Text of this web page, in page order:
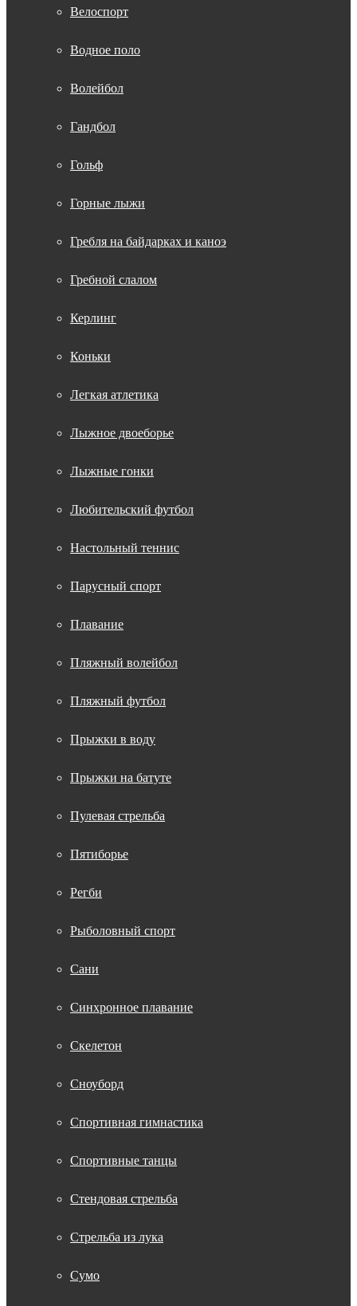
Велоспорт
Водное поло
Волейбол
Гандбол
Гольф
Горные лыжи
Гребля на байдарках и каноэ
Гребной слалом
Керлинг
Коньки
Легкая атлетика
Лыжное двоеборье
Лыжные гонки
Любительский футбол
Настольный теннис
Парусный спорт
Плавание
Пляжный волейбол
Пляжный футбол
Прыжки в воду
Прыжки на батуте
Пулевая стрельба
Пятиборье
Регби
Рыболовный спорт
Сани
Синхронное плавание
Скелетон
Сноуборд
Спортивная гимнастика
Спортивные танцы
Стендовая стрельба
Стрельба из лука
Сумо